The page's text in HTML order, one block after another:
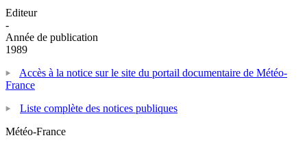
Editeur
-
Année de publication
1989
Accès à la notice sur le site du portail documentaire de Météo-
France
Liste complète des notices publiques
Météo-France